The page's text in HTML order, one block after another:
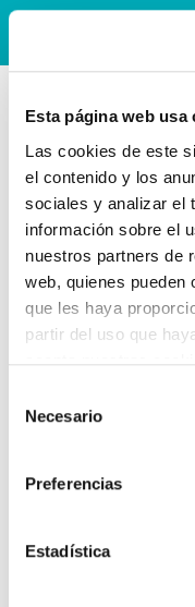
Esta página web usa
Las cookies de este
el contenido y los
sociales y analizar el
información sobre el
nuestros partners de
web, quienes pueden
que les haya
partir del uso que
Necesario
Preferencias
Estadística